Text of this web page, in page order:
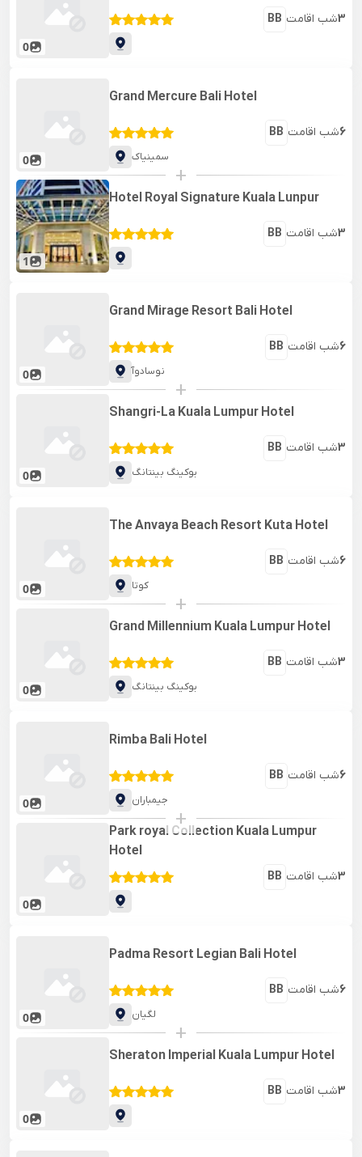
0
BB شب اقامت3
0
Grand Mercure Bali Hotel
BB شب اقامت6
سمینیاک
+
1
Hotel Royal Signature Kuala Lunpur
BB شب اقامت3
0
Grand Mirage Resort Bali Hotel
BB شب اقامت6
نوسادوآ
+
0
Shangri-La Kuala Lumpur Hotel
BB شب اقامت3
بوکینگ بینتانگ
0
The Anvaya Beach Resort Kuta Hotel
BB شب اقامت6
کوتا
+
0
Grand Millennium Kuala Lumpur Hotel
BB شب اقامت3
بوکینگ بینتانگ
0
Rimba Bali Hotel
BB شب اقامت6
جیمباران
+
0
Park royal Collection Kuala Lumpur
Hotel
BB شب اقامت3
0
Padma Resort Legian Bali Hotel
BB شب اقامت6
لگیان
+
0
Sheraton Imperial Kuala Lumpur Hotel
BB شب اقامت3